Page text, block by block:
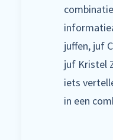
juffen, juf
juf Kristel
iets
in een